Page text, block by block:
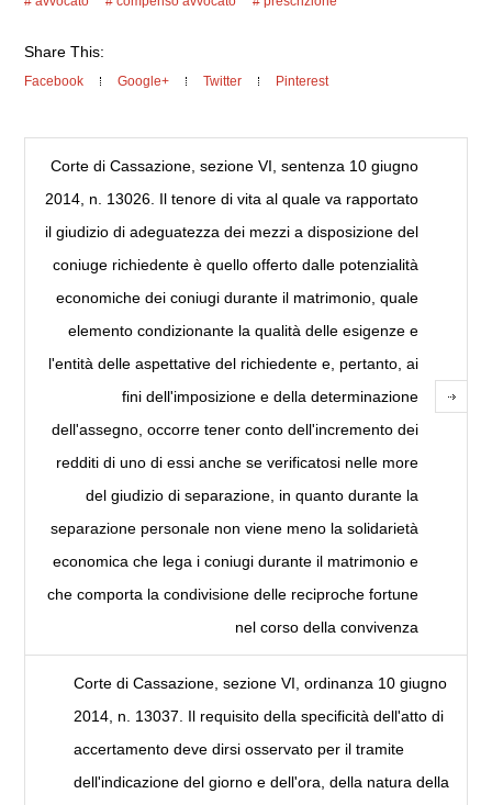
Share This:
Facebook Google+ Twitter Pinterest
Corte di Cassazione, sezione VI, sentenza 10 giugno
2014, n. 13026. Il tenore di vita al quale va rapportato
il giudizio di adeguatezza dei mezzi a disposizione del
coniuge richiedente è quello offerto dalle potenzialità
economiche dei coniugi durante il matrimonio, quale
elemento condizionante la qualità delle esigenze e
l'entità delle aspettative del richiedente e, pertanto, ai
fini dell'imposizione e della determinazione
dell'assegno, occorre tener conto dell'incremento dei
redditi di uno di essi anche se verificatosi nelle more
del giudizio di separazione, in quanto durante la
separazione personale non viene meno la solidarietà
economica che lega i coniugi durante il matrimonio e
che comporta la condivisione delle reciproche fortune
nel corso della convivenza
Corte di Cassazione, sezione VI, ordinanza 10 giugno
2014, n. 13037. Il requisito della specificità dell'atto di
accertamento deve dirsi osservato per il tramite
dell'indicazione del giorno e dell'ora, della natura della